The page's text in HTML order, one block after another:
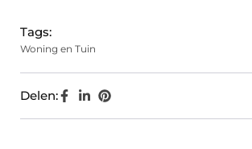
Tags:
Woning en Tuin
Delen: